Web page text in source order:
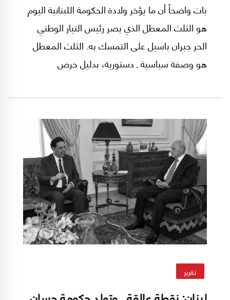
بات واضحاً أن ما يؤخر ولادة الحكومة اللبنانية اليوم
هو الثلث المعطل الذي يصر رئيس التيار الوطني
الحر جبران باسيل على التمسك به. الثلث المعطل
هو وصفة سياسية ـ دستورية، بدليل حرص
الدستور اللبناني الجديد نصاً واضحا، يتعلق بالبنود
التي تحتاج إلى أكثرية الثلثين في مجلس الوزراء،
فضلا عن تحديد الحالات التي يعتبر فيها مجلس
الوزراء.. مستقيلاً.
تقرير